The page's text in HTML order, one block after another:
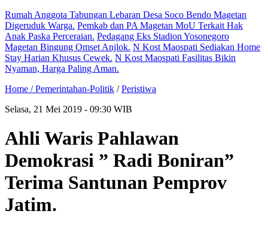
Rumah Anggota Tabungan Lebaran Desa Soco Bendo Magetan
Digeruduk Warga. Pemkab dan PA Magetan MoU Terkait Hak
Anak Paska Perceraian. Pedagang Eks Stadion Yosonegoro
Magetan Bingung Omset Anjlok. N Kost Maospati Sediakan Home
Stay Harian Khusus Cewek. N Kost Maospati Fasilitas Bikin
Nyaman, Harga Paling Aman.
Home /Pemerintahan-Politik /Peristiwa
Selasa, 21 Mei 2019 - 09:30 WIB
Ahli Waris Pahlawan
Demokrasi ” Radi Boniran”
Terima Santunan Pemprov
Jatim.